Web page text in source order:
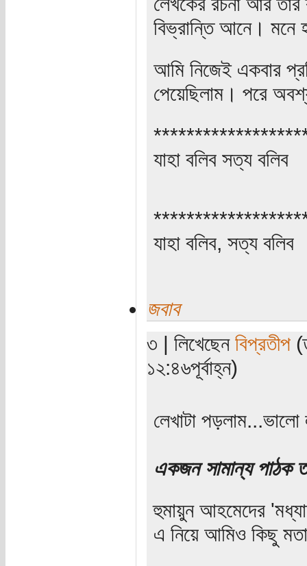
বিভ্রান্তি আনে। মনে
আমি নিজেই একবার
পেয়েছিলাম। পরে
যাহা বলিব সত্য বলিব
যাহা বলিব, সত্য বলিব
জবাব
৩ | লিখেছেন বিপ্রতীপ
১২:৪৬পূর্বাহ্ন)
লেখাটা
একজন সামান্য পাঠক
হুমায়ুন আহমেদের
এ নিয়ে আমিও কিছু